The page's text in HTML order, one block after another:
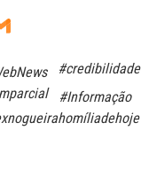
ail
#credibilidade
#Informação